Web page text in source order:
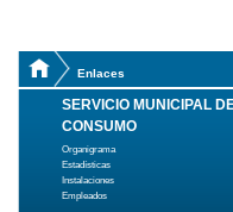
Enlaces
SERVICIO MUNICIPAL
CONSUMO
Organigrama
Estadísticas
Instalaciones
Empleados